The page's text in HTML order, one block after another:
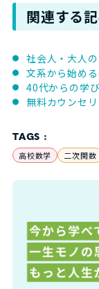
関連する
社会人・大人
文系から始め
40代からの学
無料カウンセ
TAGS :
高校数学 二次関数